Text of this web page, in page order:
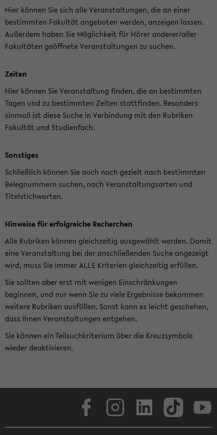
Hier können Sie sich alle Veranstaltungen, die an einer
bestimmten Fakultät angeboten werden, anzeigen lassen.
Außerdem haben Sie Möglichkeit für Hörer anderer/aller
Fakultäten geöffnete Veranstaltungen zu suchen.
Zeiten
Hier können Sie Veranstaltung finden, die an bestimmten
Tagen und zu bestimmten Zeiten stattfinden. Besonders
sinnvoll ist diese Suche in Verbindung mit den Rubriken
Fakultät und Studienfach.
Sonstiges
Schließlich können Sie auch noch gezielt nach bestimmten
Belegnummern suchen, nach Veranstaltungsarten und
Titelstichworten.
Hinweise für erfolgreiche Recherchen
Alle Rubriken können gleichzeitig ausgewählt werden. Damit
eine Veranstaltung bei der anschließenden Suche angezeigt
wird, muss Sie immer ALLE Kriterien gleichzeitig erfüllen.
Sie sollten aber erst mit wenigen Einschränkungen
beginnen, und nur wenn Sie zu viele Ergebnisse bekommen
weitere Rubriken ausfüllen. Sonst kann es leicht geschehen,
dass Ihnen Veranstaltungen entgehen.
Sie können ein Teilsuchkriterium über die Kreuzsymbole
wieder deaktivieren.